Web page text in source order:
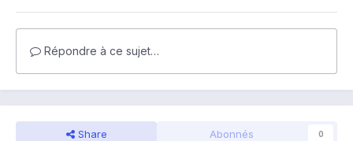
Répondre à ce sujet…
Share Abonnés 0